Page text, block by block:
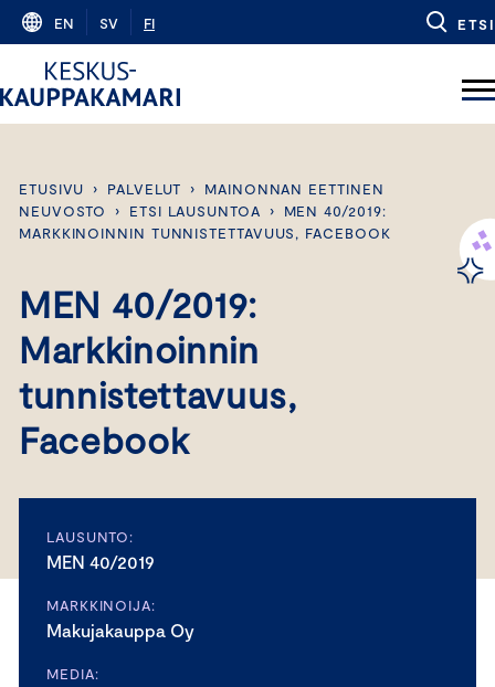
Skip
content
EN SV FI ETSI
ETUSIVU › PALVELUT ›
MAINONNAN EETTINEN
NEUVOSTO
› ETSI LAUSUNTOA ›
MEN 40/2019:
MARKKINOINNIN TUNNISTETTAVUUS, FACEBOOK
MEN 40/2019:
Markkinoinnin
tunnistettavuus,
Facebook
LAUSUNTO:
MEN 40/2019
MARKKINOIJA:
Makujakauppa Oy
MEDIA: